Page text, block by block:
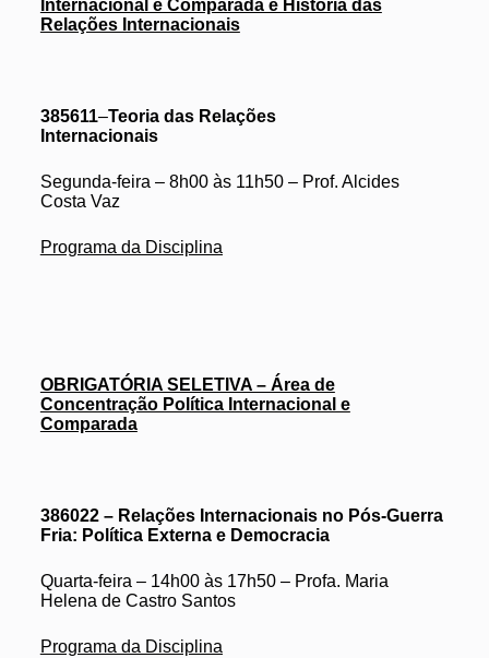
Internacional e Comparada e História das
Relações Internacionais
385611–Teoria das Relações
Internacionais
Segunda-feira – 8h00 às 11h50 – Prof. Alcides
Costa Vaz
Programa da Disciplina
OBRIGATÓRIA SELETIVA – Área de
Concentração Política Internacional e
Comparada
386022 – Relações Internacionais no Pós-Guerra
Fria: Política Externa e Democracia
Quarta-feira – 14h00 às 17h50 – Profa. Maria
Helena de Castro Santos
Programa da Disciplina